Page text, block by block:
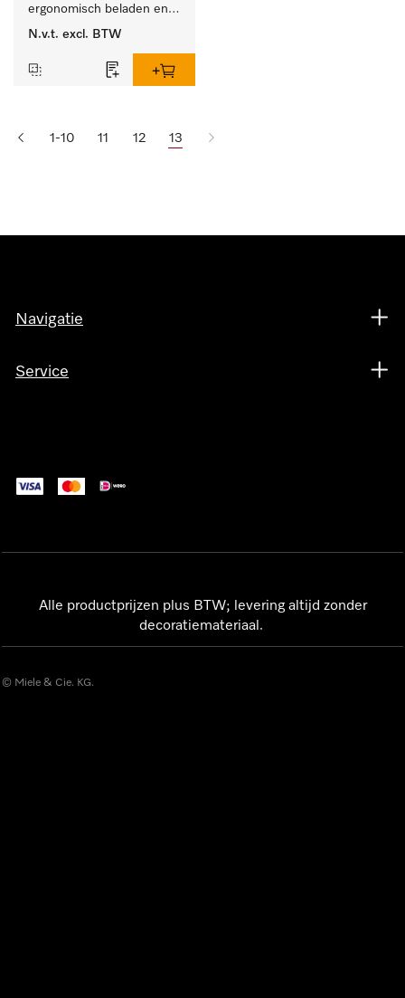
ergonomisch beladen en
legen van de wasmachine
N.v.t. excl. BTW
1-10 11 12 13
Navigatie
Service
Alle productprijzen plus BTW; levering altijd zonder
decoratiemateriaal.
© Miele & Cie. KG.